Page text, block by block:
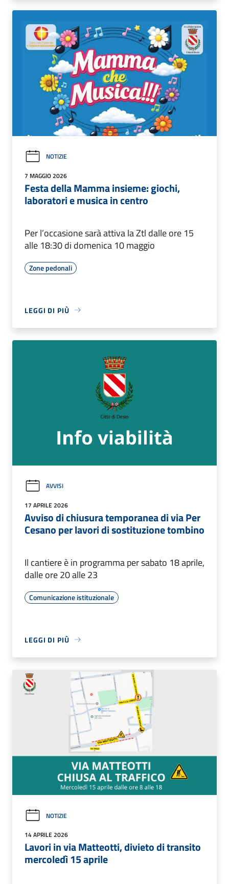
NOTIZIE
7 MAGGIO 2026
Festa della Mamma insieme: giochi,
laboratori e musica in centro
Per l’occasione sarà attiva la Ztl dalle ore 15
alle 18:30 di domenica 10 maggio
Zone pedonali
LEGGI DI PIÙ
AVVISI
17 APRILE 2026
Avviso di chiusura temporanea di via Per
Cesano per lavori di sostituzione tombino
Il cantiere è in programma per sabato 18 aprile,
dalle ore 20 alle 23
Comunicazione istituzionale
LEGGI DI PIÙ
NOTIZIE
14 APRILE 2026
Lavori in via Matteotti, divieto di transito
mercoledì 15 aprile